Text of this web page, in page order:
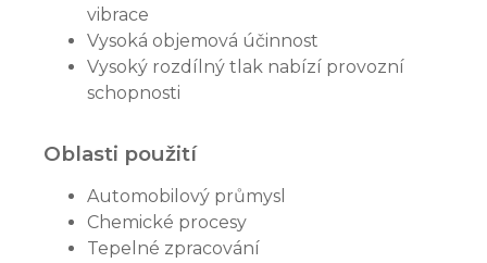
vibrace
Vysoká objemová účinnost
Vysoký rozdílný tlak nabízí provozní
schopnosti
Oblasti použití
Automobilový průmysl
Chemické procesy
Tepelné zpracování